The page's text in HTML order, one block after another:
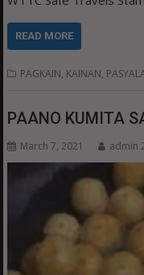
READ MORE
PAGKAIN, KAINAN,
PAANO KUMITA
March 7, 2021 admin